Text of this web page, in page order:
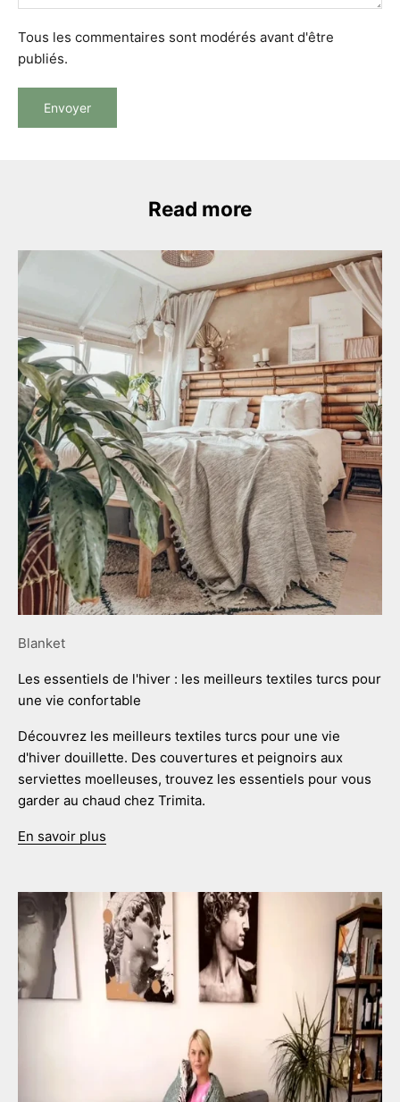
Tous les commentaires sont modérés avant d'être
publiés.
Envoyer
Read more
Blanket
Les essentiels de l'hiver : les meilleurs textiles turcs pour
une vie confortable
Découvrez les meilleurs textiles turcs pour une vie
d'hiver douillette. Des couvertures et peignoirs aux
serviettes moelleuses, trouvez les essentiels pour vous
garder au chaud chez Trimita.
En savoir plus